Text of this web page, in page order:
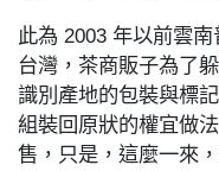
此為 2003 年以前雲
台灣，茶商販子為了
識別產地的包裝與標
組裝回原狀的權宜做
售，只是，這麼一來